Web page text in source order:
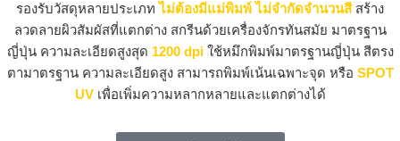
รองรับวัสดุหลายประเภท ไม่ต้องมีแม่พิมพ์ ไม่จำกัดจำนวนสี สร้าง
ลวดลายผิวสัมผัสที่แตกต่าง สกรีนด้วยเครื่องจักรทันสมัย มาตรฐาน
ญี่ปุ่น ความละเอียดสูงสุด 1200 dpi ใช้หมึกพิมพ์มาตรฐานญี่ปุ่น สีตรง
ตามาตรฐาน ความละเอียดสูง สามารถพิมพ์เน้นเฉพาะจุด หรือ SPOT
UV เพื่อเพิ่มความหลากหลายและแตกต่างได้